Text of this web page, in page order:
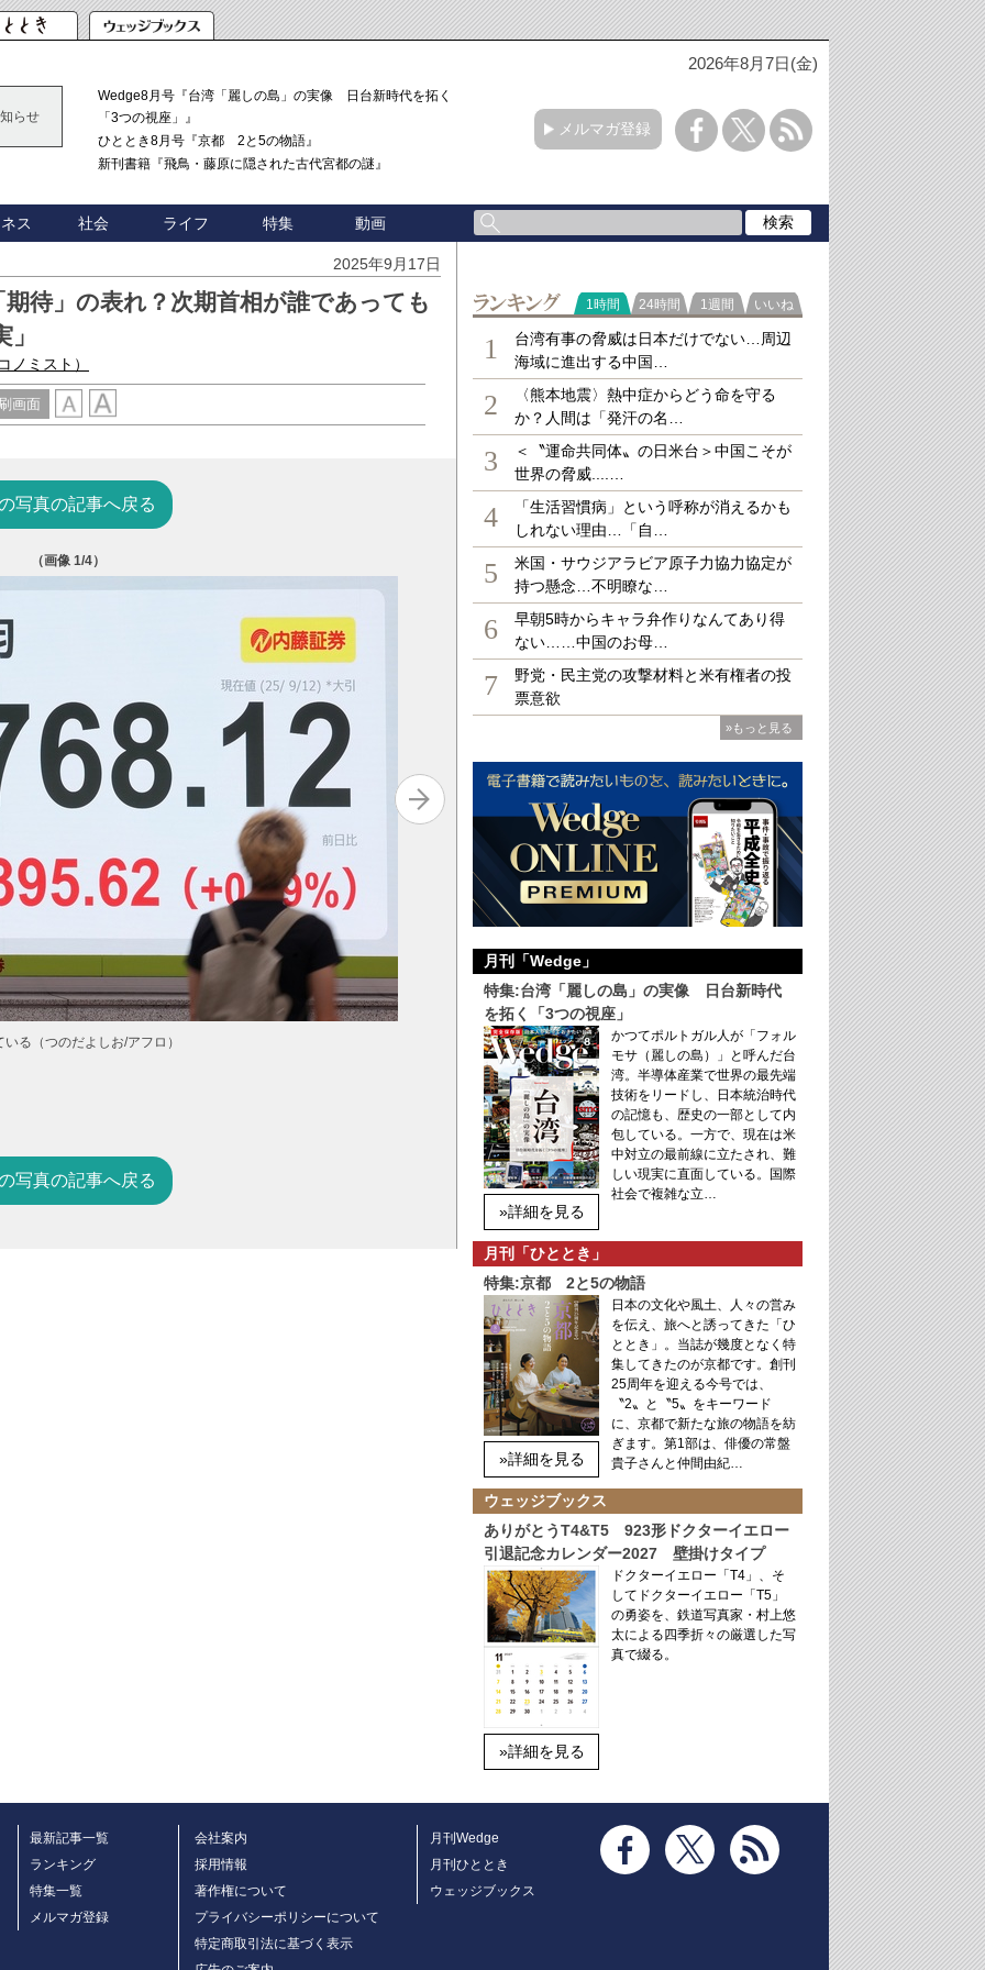
2026年8月7日(金)
らせ
Wedge8月号『台湾「麗しの島」の実像 日台新時代を拓く
「3つの視座」』
ひととき8月号『京都 2と5の物語』
新刊書籍『飛鳥・藤原に隠された古代宮都の謎』
メルマガ登録
ス 社会 ライフ 特集 動画
2025年9月17日
待」の表れ？次期首相が誰であっても
ノミスト）
画面
写真の記事へ戻る
（画像1/4）
る（つのだよしお/アフロ）
写真を拡大
写真の記事へ戻る
ラ
1時間 24時間 1週間 いいね
1
台湾有事の脅威は日本だけでない…周辺
海域に進出する中国…
2
〈熊本地震〉熱中症からどう命を守る
か？人間は「発汗の名…
3
＜〝運命共同体〟の日米台＞中国こそが
世界の脅威....…
4
「生活習慣病」という呼称が消えるかも
しれない理由…「自…
5
米国・サウジアラビア原子力協力協定が
持つ懸念…不明瞭な…
6
早朝5時からキャラ弁作りなんてあり得
ない……中国のお母…
7
野党・民主党の攻撃材料と米有権者の投
票意欲
»もっと見る
月刊「Wedge」
特集:台湾「麗しの島」の実像 日台新時代
を拓く「3つの視座」
»詳細を見る
かつてポルトガル人が「フォル
モサ（麗しの島）」と呼んだ台
湾。半導体産業で世界の最先端
技術をリードし、日本統治時代
の記憶も、歴史の一部として内
包している。一方で、現在は米
中対立の最前線に立たされ、難
しい現実に直面している。国際
社会で複雑な立…
月刊「ひととき」
特集:京都 2と5の物語
»詳細を見る
日本の文化や風土、人々の営み
を伝え、旅へと誘ってきた「ひ
ととき」。当誌が幾度となく特
集してきたのが京都です。創刊
25周年を迎える今号では、
〝2〟と〝5〟をキーワード
に、京都で新たな旅の物語を紡
ぎます。第1部は、俳優の常盤
貴子さんと仲間由紀…
ウェッジブックス
ありがとうT4&T5 923形ドクターイエロー
引退記念カレンダー2027 壁掛けタイプ
»詳細を見る
ドクターイエロー「T4」、そ
してドクターイエロー「T5」
の勇姿を、鉄道写真家・村上悠
太による四季折々の厳選した写
真で綴る。
最新記事一覧
ランキング
特集一覧
メルマガ登録
会社案内
採用情報
著作権について
プライバシーポリシーについて
特定商取引法に基づく表示
月刊Wedge
月刊ひととき
ウェッジブックス